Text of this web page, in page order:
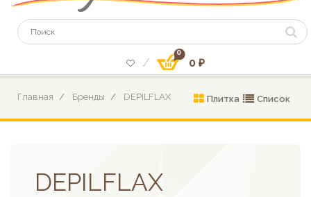
0
0 ₽
Главная Бренды DEPILFLAX Плитка Список
DEPILFLAX